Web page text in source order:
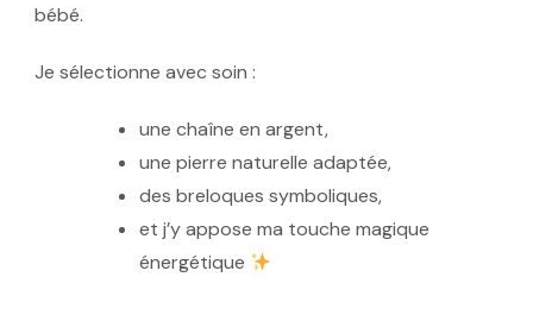
bébé.
Je sélectionne avec soin :
une chaîne en argent,
une pierre naturelle adaptée,
des breloques symboliques,
et j’y appose ma touche magique
énergétique